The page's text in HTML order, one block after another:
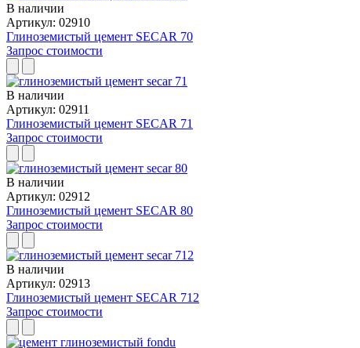
В наличии
Артикул: 02910
Глиноземистый цемент SECAR 70
Запрос стоимости
В наличии
Артикул: 02911
Глиноземистый цемент SECAR 71
Запрос стоимости
В наличии
Артикул: 02912
Глиноземистый цемент SECAR 80
Запрос стоимости
В наличии
Артикул: 02913
Глиноземистый цемент SECAR 712
Запрос стоимости